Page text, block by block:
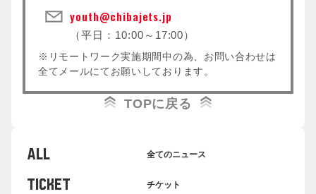
youth@chibajets.jp
（平日：10:00～17:00）
※リモートワーク実施期間中の為、お問い合わせは
全てメールにてお願いしております。
TOPに戻る
ALL 全てのニュース
TICKET チケット